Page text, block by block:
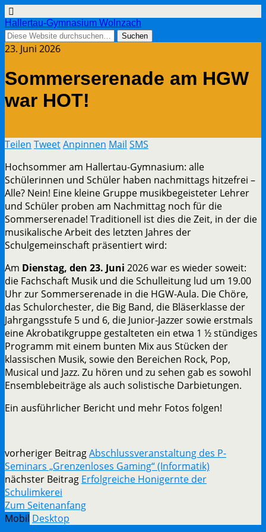
Hallertau-Gymnasium Wolnzach
23. Juni 2026
Sommerserenade am HGW
war HOT!
Teilen TweetAnpinnen Mail SMS
Hochsommer am Hallertau-Gymnasium: alle
Schülerinnen und Schüler haben nachmittags hitzefrei –
Alle? Nein! Eine kleine Gruppe musikbegeisteter Lehrer
und Schüler proben am Nachmittag noch für die
Sommerserenade! Traditionell ist dies die Zeit, in der die
musikalische Arbeit des letzten Jahres der
Schulgemeinschaft präsentiert wird:
Am Dienstag, den 23. Juni 2026 war es wieder soweit:
die Fachschaft Musik und die Schulleitung lud um 19.00
Uhr zur Sommerserenade in die HGW-Aula. Die Chöre,
das Schulorchester, die Big Band, die Bläserklasse der
Jahrgangsstufe 5 und 6, die Junior-Jazzer sowie erstmals
eine Akrobatikgruppe gestalteten ein etwa 1 ½ stündiges
Programm mit einem bunten Mix aus Stücken der
klassischen Musik, sowie den Bereichen Rock, Pop,
Musical und Jazz. Zu hören und zu sehen gab es sowohl
Ensemblebeiträge als auch solistische Darbietungen.
Ein ausführlicher Bericht und mehr Fotos folgen!
vorheriger BeitragAbschlussveranstaltung des P-
Seminars „Grenzenloses Gaming“ (Informatik)
nächster Beitrag Erfolgreiche Honigernte der
Schulimkerei
Zum Seitenanfang
Mobil Desktop